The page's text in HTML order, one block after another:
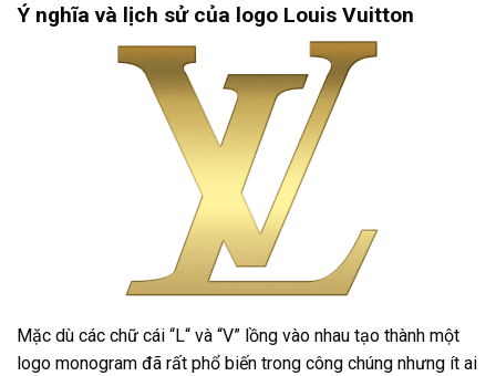
Ý nghĩa và lịch sử của logo Louis Vuitton
Mặc dù các chữ cái “L“ và “V” lồng vào nhau tạo thành một
logo monogram đã rất phổ biến trong công chúng nhưng ít ai